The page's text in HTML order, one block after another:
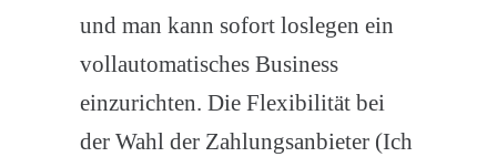
und man kann sofort loslegen ein
vollautomatisches Business
einzurichten. Die Flexibilität bei
der Wahl der Zahlungsanbieter (Ich